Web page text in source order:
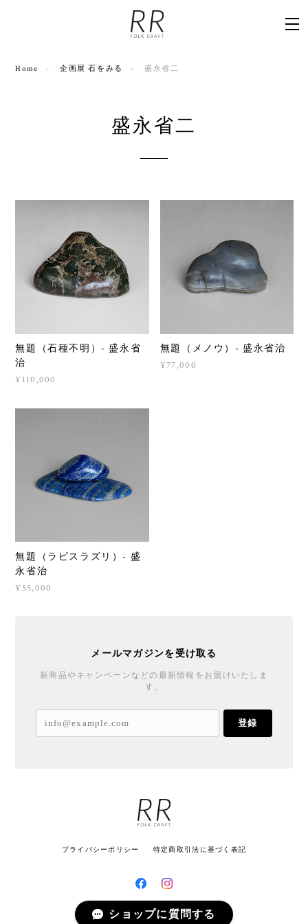
Home 企画展 石をみる 盛永省二
盛永省二
無題（石種不明）- 盛永省
治
¥110,000
無題（メノウ）- 盛永省治
¥77,000
無題（ラピスラズリ）- 盛
永省治
¥55,000
メールマガジンを受け取る
新商品やキャンペーンなどの最新情報をお届けいたしま
す。
登録
プライバシーポリシー 特定商取引法に基づく表記
© ROUND ROBIN FOLK CRAFT All rights reserved.
ショップに質問する